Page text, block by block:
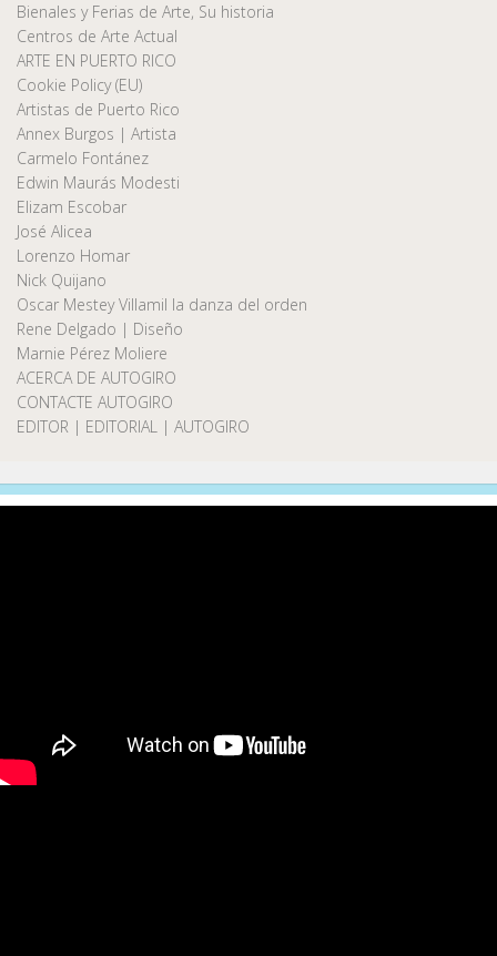
Bienales y Ferias de Arte, Su historia
Centros de Arte Actual
ARTE EN PUERTO RICO
Cookie Policy (EU)
Artistas de Puerto Rico
Annex Burgos | Artista
Carmelo Fontánez
Edwin Maurás Modesti
Elizam Escobar
José Alicea
Lorenzo Homar
Nick Quijano
Oscar Mestey Villamil la danza del orden
Rene Delgado | Diseño
Marnie Pérez Moliere
ACERCA DE AUTOGIRO
CONTACTE AUTOGIRO
EDITOR | EDITORIAL | AUTOGIRO